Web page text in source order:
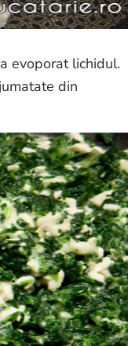
evoporat lichidul.
din